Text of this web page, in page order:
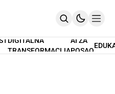
DIGITALNA
TRANSFORMACIJA
AI ZA
POSAO